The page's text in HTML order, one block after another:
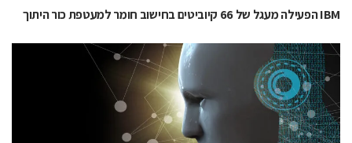
IBM הפעילה מעגל של 66 קיוביטים בחישוב חומר למעטפת כור היתוך